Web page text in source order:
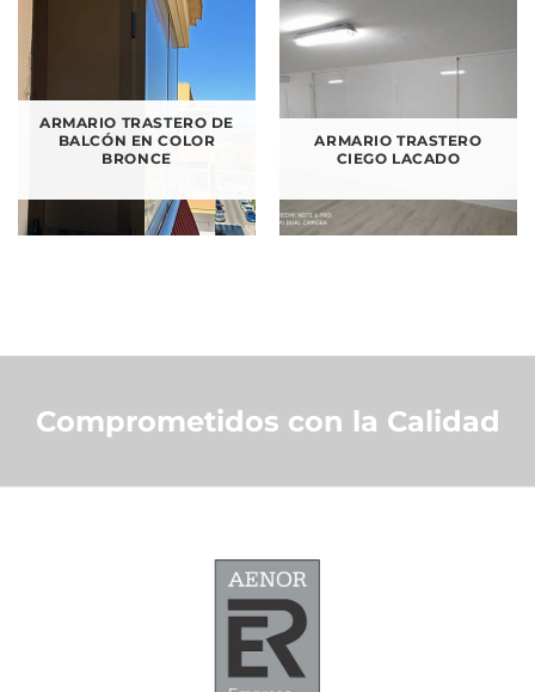
ARMARIO TRASTERO DE
BALCÓN EN COLOR
BRONCE
ARMARIO TRASTERO
CIEGO LACADO
Comprometidos con la Calidad